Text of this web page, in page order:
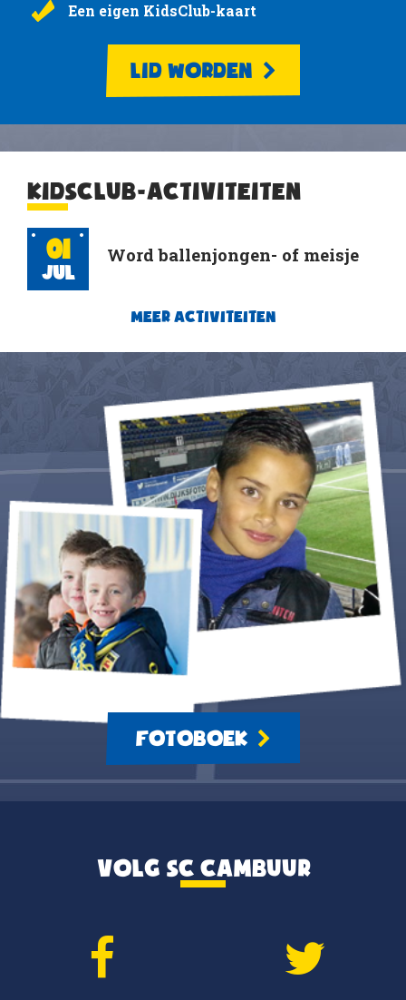
Een eigen KidsClub-kaart
LID WORDEN
KIDSCLUB-ACTIVITEITEN
01
Jul
Word ballenjongen- of meisje
MEER ACTIVITEITEN
FOTOBOEK
VOLG SC CAMBUUR